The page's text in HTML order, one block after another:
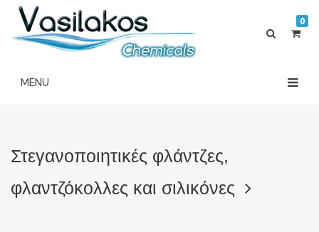
0
Στεγανοποιητικές φλάντζες,
φλαντζόκολλες και σιλικόνες